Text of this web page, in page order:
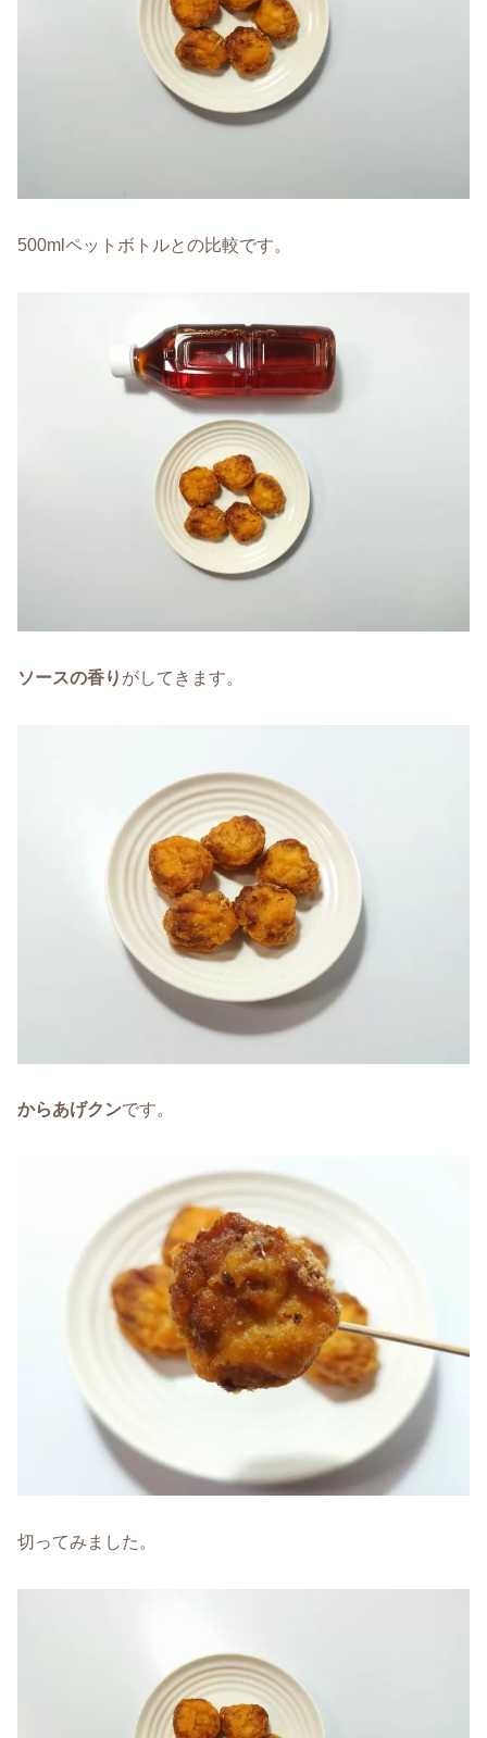
500mlペットボトルとの比較です。
ソースの香り がしてきます。
からあげクンです。
切ってみました。